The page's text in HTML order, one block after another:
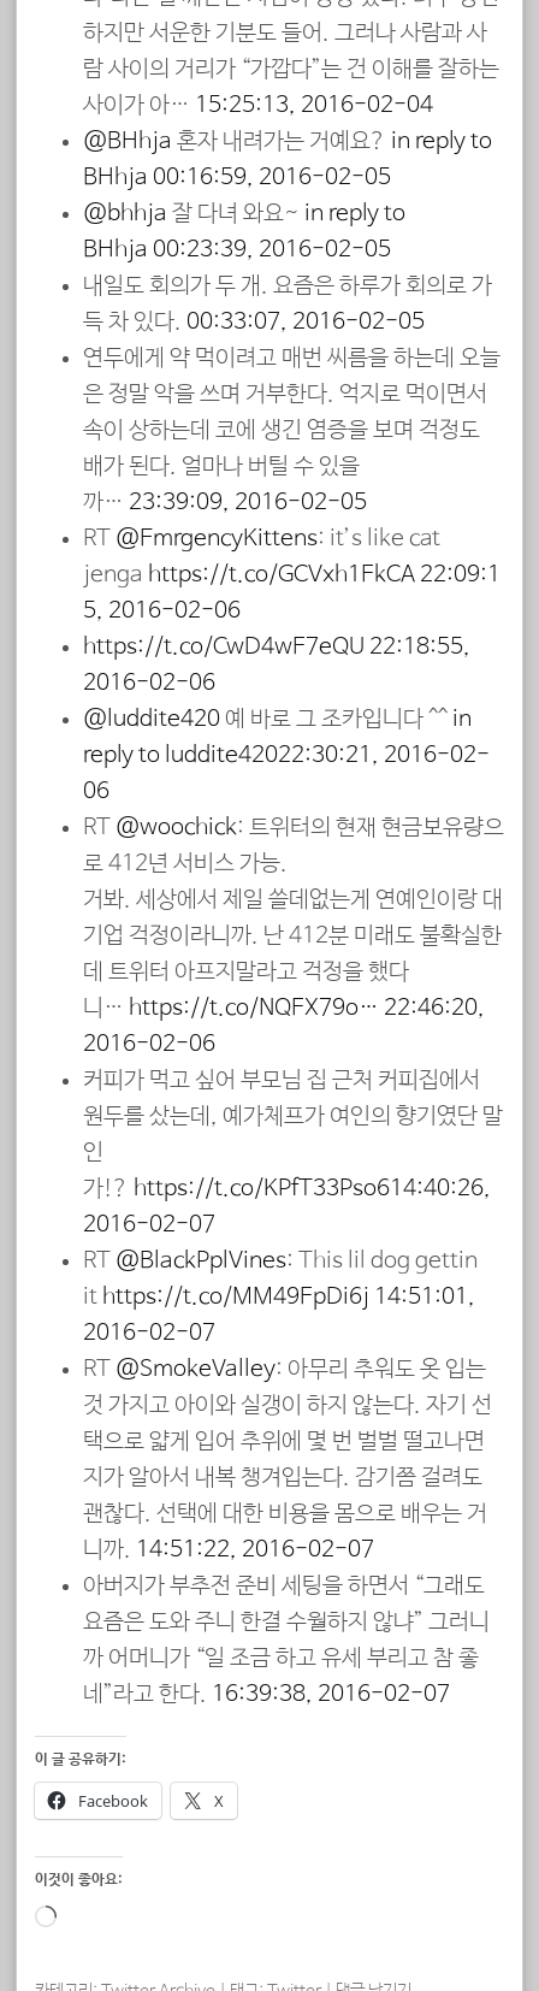
하지만 서운한 기분도 들어. 그러나 사람과 사
람 사이의 거리가 “가깝다”는 건 이해를 잘하는
사이가 아… 15:25:13, 2016-02-04
@BHhja 혼자 내려가는 거예요? in reply to
BHhja 00:16:59, 2016-02-05
@bhhja 잘 다녀 와요~ in reply to
BHhja 00:23:39, 2016-02-05
내일도 회의가 두 개. 요즘은 하루가 회의로 가
득 차 있다. 00:33:07, 2016-02-05
연두에게 약 먹이려고 매번 씨름을 하는데 오늘
은 정말 악을 쓰며 거부한다. 억지로 먹이면서
속이 상하는데 코에 생긴 염증을 보며 걱정도
배가 된다. 얼마나 버틸 수 있을
까… 23:39:09, 2016-02-05
RT @EmrgencyKittens: it’s like cat
jenga https://t.co/GCVxh1FkCA 22:09:1
5, 2016-02-06
https://t.co/CwD4wF7eQU 22:18:55,
2016-02-06
@luddite420 예 바로 그 조카입니다 ^^ in
reply to luddite42022:30:21, 2016-02-
06
RT @woochick: 트위터의 현재 현금보유량으
로 412년 서비스 가능.
거봐. 세상에서 제일 쓸데없는게 연예인이랑 대
기업 걱정이라니까. 난 412분 미래도 불확실한
데 트위터 아프지말라고 걱정을 했다
니… https://t.co/NQFX79o… 22:46:20,
2016-02-06
커피가 먹고 싶어 부모님 집 근처 커피집에서
원두를 샀는데, 예가체프가 여인의 향기였단 말
인
가!? https://t.co/KPfT33Pso614:40:26,
2016-02-07
RT @BlackPplVines: This lil dog gettin
it https://t.co/MM49FpDi6j 14:51:01,
2016-02-07
RT @SmokeValley: 아무리 추워도 옷 입는
것 가지고 아이와 실갱이 하지 않는다. 자기 선
택으로 얇게 입어 추위에 몇 번 벌벌 떨고나면
지가 알아서 내복 챙겨입는다. 감기쯤 걸려도
괜찮다. 선택에 대한 비용을 몸으로 배우는 거
니까. 14:51:22, 2016-02-07
아버지가 부추전 준비 세팅을 하면서 “그래도
요즘은 도와 주니 한결 수월하지 않냐” 그러니
까 어머니가 “일 조금 하고 유세 부리고 참 좋
네”라고 한다. 16:39:38, 2016-02-07
이 글 공유하기:
Facebook X
이것이 좋아요:
로